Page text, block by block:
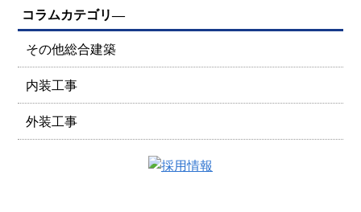
コラムカテゴリ―
その他総合建築
内装工事
外装工事